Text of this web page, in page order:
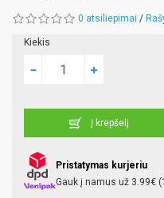
0 atsiliepimai /
Kiekis
Į krepšelį
Pristatymas kurjeriu
Gauk į namus už 3.99€